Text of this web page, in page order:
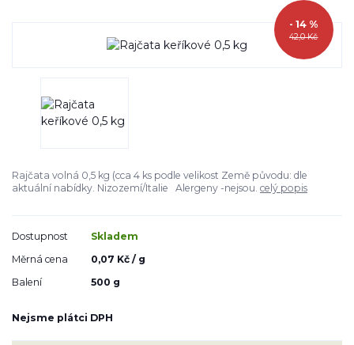
42,0 Kč
- 14 %
Rajčata volná 0,5 kg (cca 4 ks podle velikost Země původu: dle
aktuální nabídky. Nizozemí/Italie Alergeny -nejsou. celý popis
Dostupnost
Skladem
Měrná cena
0,07 Kč / g
Balení
500 g
Nejsme plátci DPH